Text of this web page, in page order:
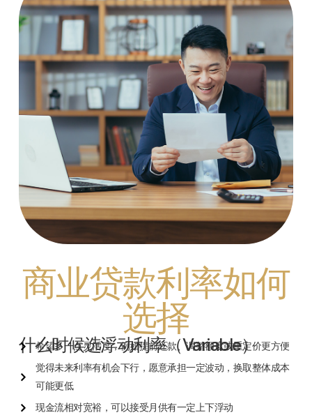
商业贷款利率如何
选择
什么时候选浮动利率（Variable）
希望多一点灵活度，例如提前还款、调整额度或重定价更方便
觉得未来利率有机会下行，愿意承担一定波动，换取整体成本
可能更低
现金流相对宽裕，可以接受月供有一定上下浮动